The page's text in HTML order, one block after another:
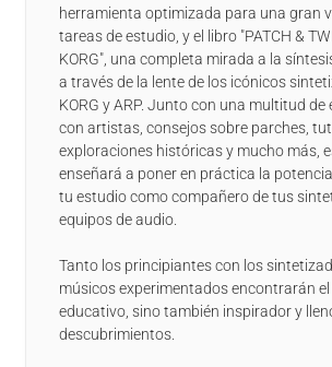
herramienta optimizada para una gran
tareas de estudio, y el libro "PATCH &
KORG", una completa mirada a la
a través de la lente de los icónicos
KORG y ARP. Junto con una multitud
con artistas, consejos sobre parches,
exploraciones históricas y mucho más,
enseñará a poner en práctica la
tu estudio como compañero de tus
equipos de audio.
Tanto los principiantes con los
músicos experimentados encontrarán
educativo, sino también inspirador y
descubrimientos.